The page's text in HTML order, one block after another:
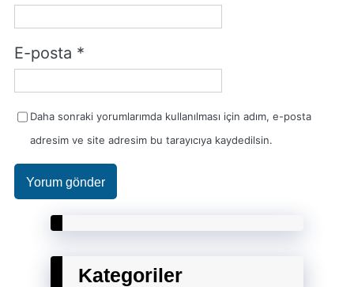
E-posta *
Daha sonraki yorumlarımda kullanılması için adım, e-posta
adresim ve site adresim bu tarayıcıya kaydedilsin.
Kategoriler